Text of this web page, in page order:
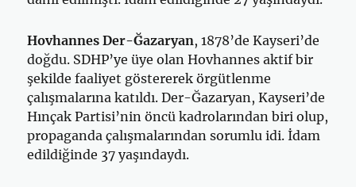
Hovhannes Der-Ğazaryan, 1878’de Kayseri’de
doğdu. SDHP’ye üye olan Hovhannes aktif bir
şekilde faaliyet göstererek örgütlenme
çalışmalarına katıldı. Der-Ğazaryan, Kayseri’de
Hınçak Partisi’nin öncü kadrolarından biri olup,
propaganda çalışmalarından sorumlu idi. İdam
edildiğinde 37 yaşındaydı.